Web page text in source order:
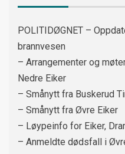
POLITIDØGNET –
brannvesen
– Arrangementer og
Nedre Eiker
– Smånytt fra Buskerud
– Smånytt fra Øvre Eiker
– Løypeinfo for Eiker,
– Anmeldte dødsfall i